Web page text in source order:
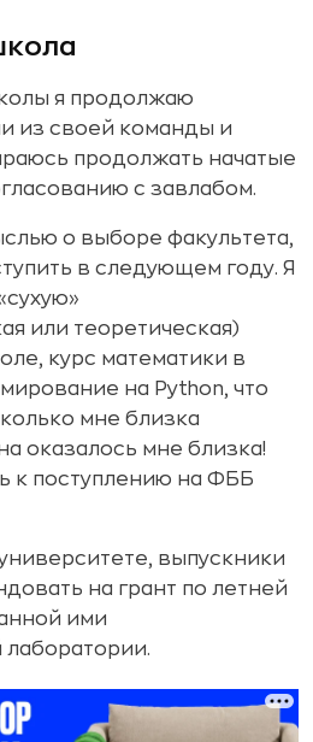
я продолжаю
из своей команды и
продолжать начатые
с завлабом.
о выборе факультета,
в следующем году. Я
или теоретическая)
курс математики в
на Python, что
мне близка
оказалось мне близка!
к поступлению на ФББ
выпускники
на грант по летней
ими
лаборатории.